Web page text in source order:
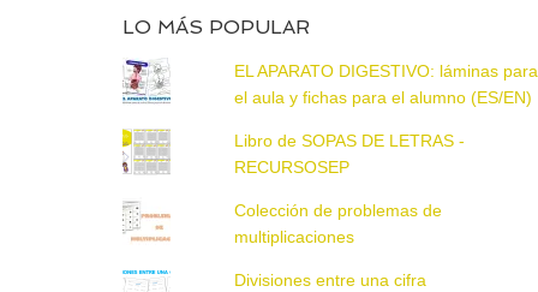
LO MÁS POPULAR
EL APARATO DIGESTIVO: láminas para
el aula y fichas para el alumno (ES/EN)
Libro de SOPAS DE LETRAS -
RECURSOSEP
Colección de problemas de
multiplicaciones
Divisiones entre una cifra